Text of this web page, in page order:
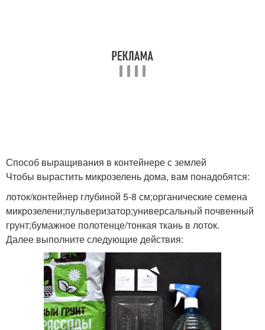
Способ выращивания в контейнере с землей
Чтобы вырастить микрозелень дома, вам понадобятся:
лоток/контейнер глубиной 5-8 см;органические семена
микрозелени;пульверизатор;универсальный почвенный
грунт;бумажное полотенце/тонкая ткань в лоток.
Далее выполните следующие действия: